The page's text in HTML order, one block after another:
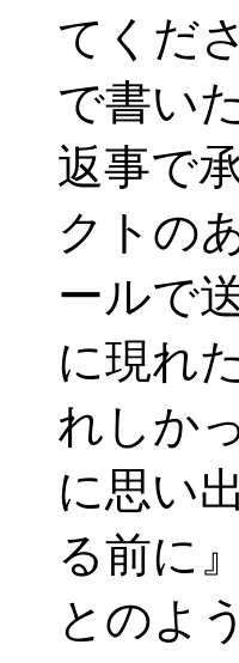
てくだ
で書い
返事で
クトの
ールで
に現れ
れしか
に思い
る前に
とのよ